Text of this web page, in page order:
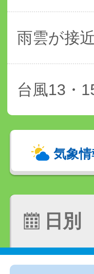
雨雲が接近
台風13・
気象情
日別